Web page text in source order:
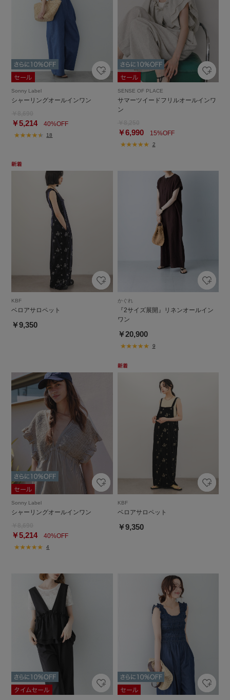
Sonny Label
シャーリングオールインワン
￥5,21440%OFF
18
SENSE OF PLACE
サマーツイードフリルオールインワ
ン
￥6,99015%OFF
2
KBF
ベロアサロペット
￥9,350
かぐれ
『2サイズ展開』リネンオールイン
ワン
￥20,900
9
Sonny Label
シャーリングオールインワン
￥5,21440%OFF
4
KBF
ベロアサロペット
￥9,350